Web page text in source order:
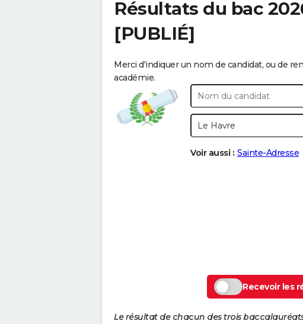
Résultats du bac
[PUBLIÉ]
Merci d'indiquer un nom de candidat, ou de
académie.
Voir aussi : Sainte-Adresse
Recevoir les
Le résultat de chacun des trois